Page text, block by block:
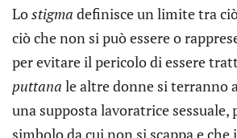
Lostigma definisce un limite tra
ciò che non si può essere o
per evitare il pericolo di essere
puttana le altre donne si terranno
una supposta lavoratrice sessuale,
simbolo da cui non si scappa e che